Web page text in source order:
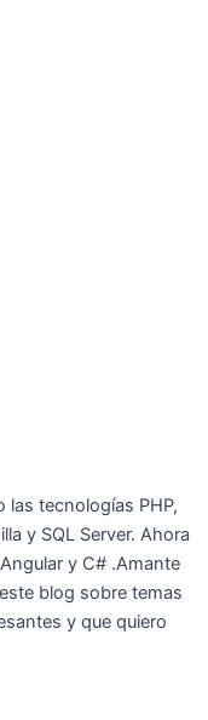
las tecnologías PHP,
y SQL Server. Ahora
y C# .Amante
blog sobre temas
y que quiero